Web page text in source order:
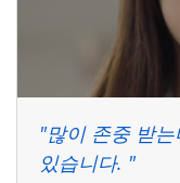
"많이 존중 받
있습니다. "